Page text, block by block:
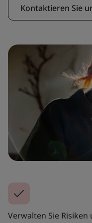
Kontaktieren Sie
Verwalten Sie